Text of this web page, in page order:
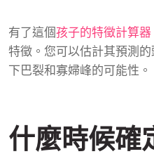
有了這個孩子的特徵計算器
特徵。 您可以估計其預測
下巴裂和寡婦峰的可能性。
什麼時候確